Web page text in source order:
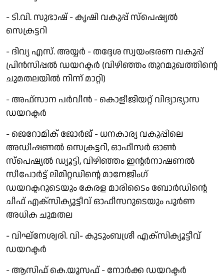
- ടി.വി. സുഭാഷ് - കൃഷി വകുപ്പ് സ്പെഷ്യൽ
സെക്രട്ടറി
- ദിവ്യ എസ്. അയ്യർ - തദ്ദേശ സ്വയംഭരണ വകുപ്പ്
പ്രിൻസിപ്പൽ ഡയറക്ടർ (വിഴിഞ്ഞം തുറമുഖത്തിന്റെ
ചുമതലയിൽ നിന്ന് മാറ്റി)
- അഫ്‌സാന പർവീൻ - കൊളീജിയറ്റ് വിദ്യാഭ്യാസ
ഡയറക്ടർ
- ജെറോമിക് ജോർജ് - ധനകാര്യ വകുപ്പിലെ
അഡീഷണൽ സെക്രട്ടറി, ഓഫീസർ ഓൺ
സ്പെഷ്യൽ ഡ്യൂട്ടി, വിഴിഞ്ഞം ഇന്റർനാഷണൽ
സീപോർട്ട് ലിമിറ്റഡിന്റെ മാനേജിംഗ്
ഡയറക്ടറുടെയും കേരള മാരിടൈം ബോർഡിന്റെ
ചീഫ് എക്സിക്യൂട്ടീവ് ഓഫീസറുടെയും പൂർണ
അധിക ചുമതല
- വിഘ്‌നേശ്വരി. വി- കുടുംബശ്രീ എക്‌സിക്യൂട്ടീവ്
ഡയറക്ടർ
- ആസിഫ് കെ.യൂസഫ് - നോർക്ക ഡയറക്ടർ